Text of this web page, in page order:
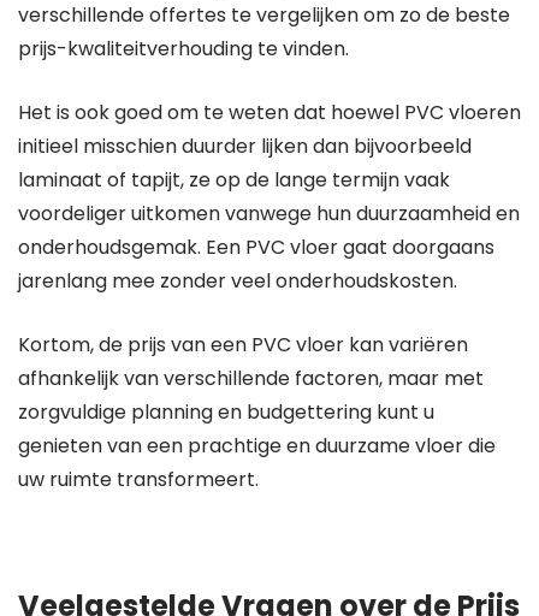
verschillende offertes te vergelijken om zo de beste
prijs-kwaliteitverhouding te vinden.
Het is ook goed om te weten dat hoewel PVC vloeren
initieel misschien duurder lijken dan bijvoorbeeld
laminaat of tapijt, ze op de lange termijn vaak
voordeliger uitkomen vanwege hun duurzaamheid en
onderhoudsgemak. Een PVC vloer gaat doorgaans
jarenlang mee zonder veel onderhoudskosten.
Kortom, de prijs van een PVC vloer kan variëren
afhankelijk van verschillende factoren, maar met
zorgvuldige planning en budgettering kunt u
genieten van een prachtige en duurzame vloer die
uw ruimte transformeert.
Veelgestelde Vragen over de Prijs